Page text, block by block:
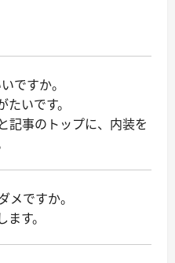
ですか。
いです。
記事のトップに、内装を
メですか。
す。